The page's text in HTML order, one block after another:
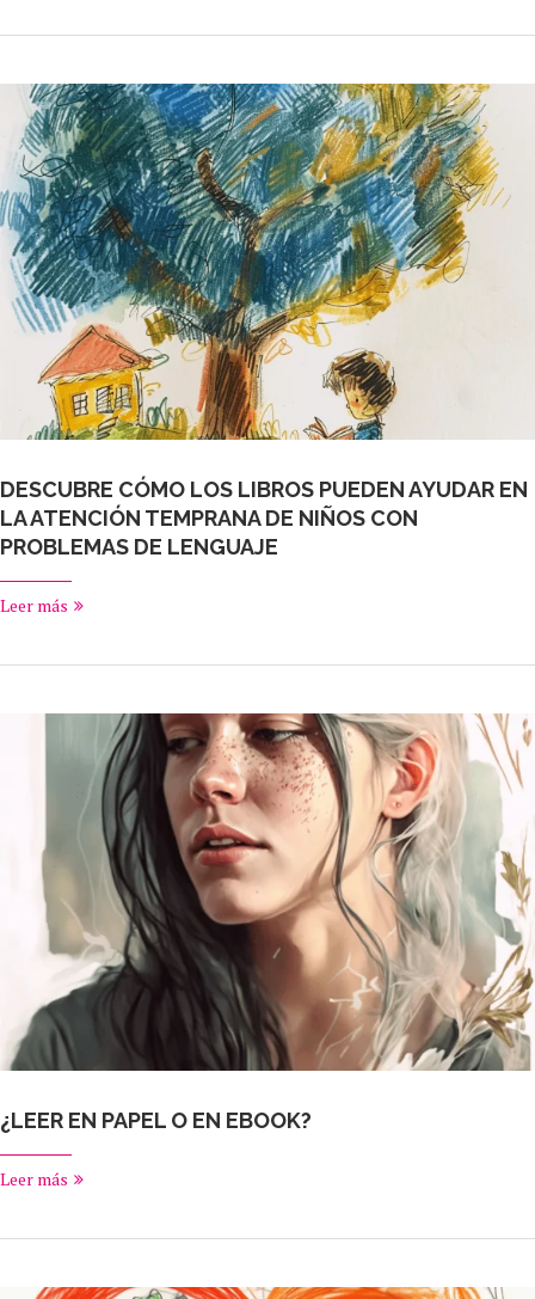
DESCUBRE CÓMO LOS LIBROS PUEDEN AYUDAR EN
LA ATENCIÓN TEMPRANA DE NIÑOS CON
PROBLEMAS DE LENGUAJE
Leer más
¿LEER EN PAPEL O EN EBOOK?
Leer más